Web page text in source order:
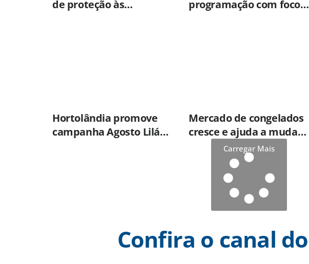
de proteção às
programação com foco
Hortolândia promove
campanha Agosto Lilás
Mercado de congelados
cresce e ajuda a mudar
percepção sobre
qualidade dos alimentos
prontos
Carregar Mais
Confira o canal do